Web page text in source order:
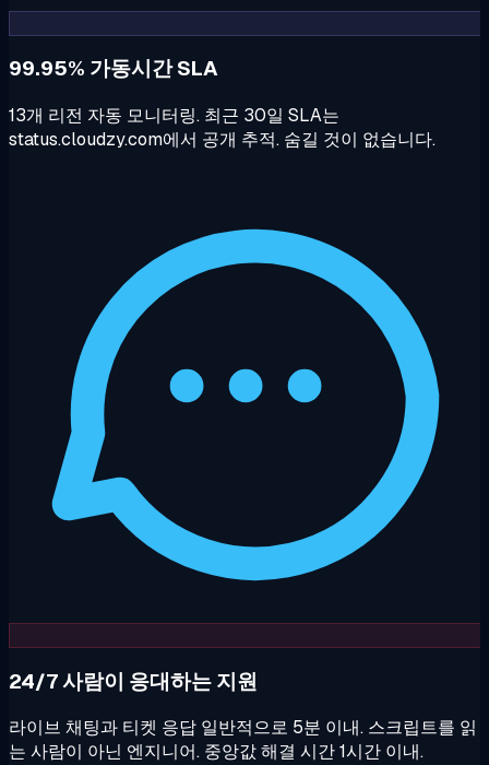
99.95% 가동시간 SLA
13개 리전 자동 모니터링. 최근 30일 SLA는
status.cloudzy.com에서 공개 추적. 숨길 것이 없습니다.
24/7 사람이 응대하는 지원
라이브 채팅과 티켓 응답 일반적으로 5분 이내. 스크립트를 읽
는 사람이 아닌 엔지니어. 중앙값 해결 시간 1시간 이내.